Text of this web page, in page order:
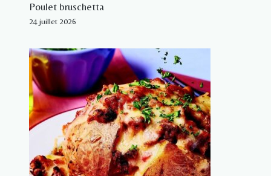
Poulet bruschetta
24 juillet 2026